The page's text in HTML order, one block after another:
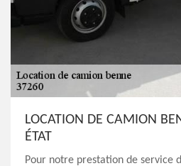
LOCATION DE CAMION
ÉTAT
Pour notre prestation de service